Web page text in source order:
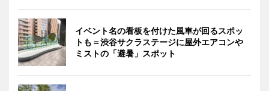
イベント名の看板を付けた風車が回るスポッ
トも＝渋谷サクラステージに屋外エアコンや
ミストの「避暑」スポット